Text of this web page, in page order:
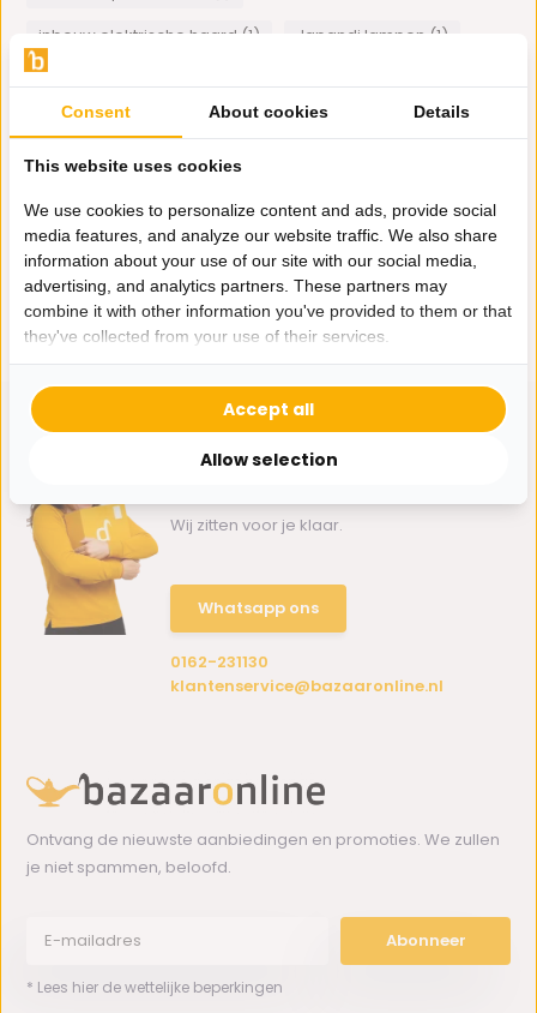
inbouw elektrische haard (1)
Japandi lampen (1)
lamp met 3 bollen (1)
Oosters interieur (1)
Plexiglas art (1)
schelpstoelen (1)
schelpvaas (1)
Tony Montana Spiegellijst (1)
visgraat eettafel (1)
Wanddecoratie (1)
wandpanelen hout (1)
1van1artikelen
Wij zitten voor je klaar.
Whatsapp ons
0162-231130
klantenservice@bazaaronline.nl
Ontvang de nieuwste aanbiedingen en promoties. We zullen
je niet spammen, beloofd.
Abonneer
* Lees hier de wettelijke beperkingen
Consent About cookies Details
This website uses cookies
We use cookies to personalize content and ads, provide social
media features, and analyze our website traffic. We also share
information about your use of our site with our social media,
advertising, and analytics partners. These partners may
combine it with other information you've provided to them or that
they've collected from your use of their services.
Allow selection
Accept all